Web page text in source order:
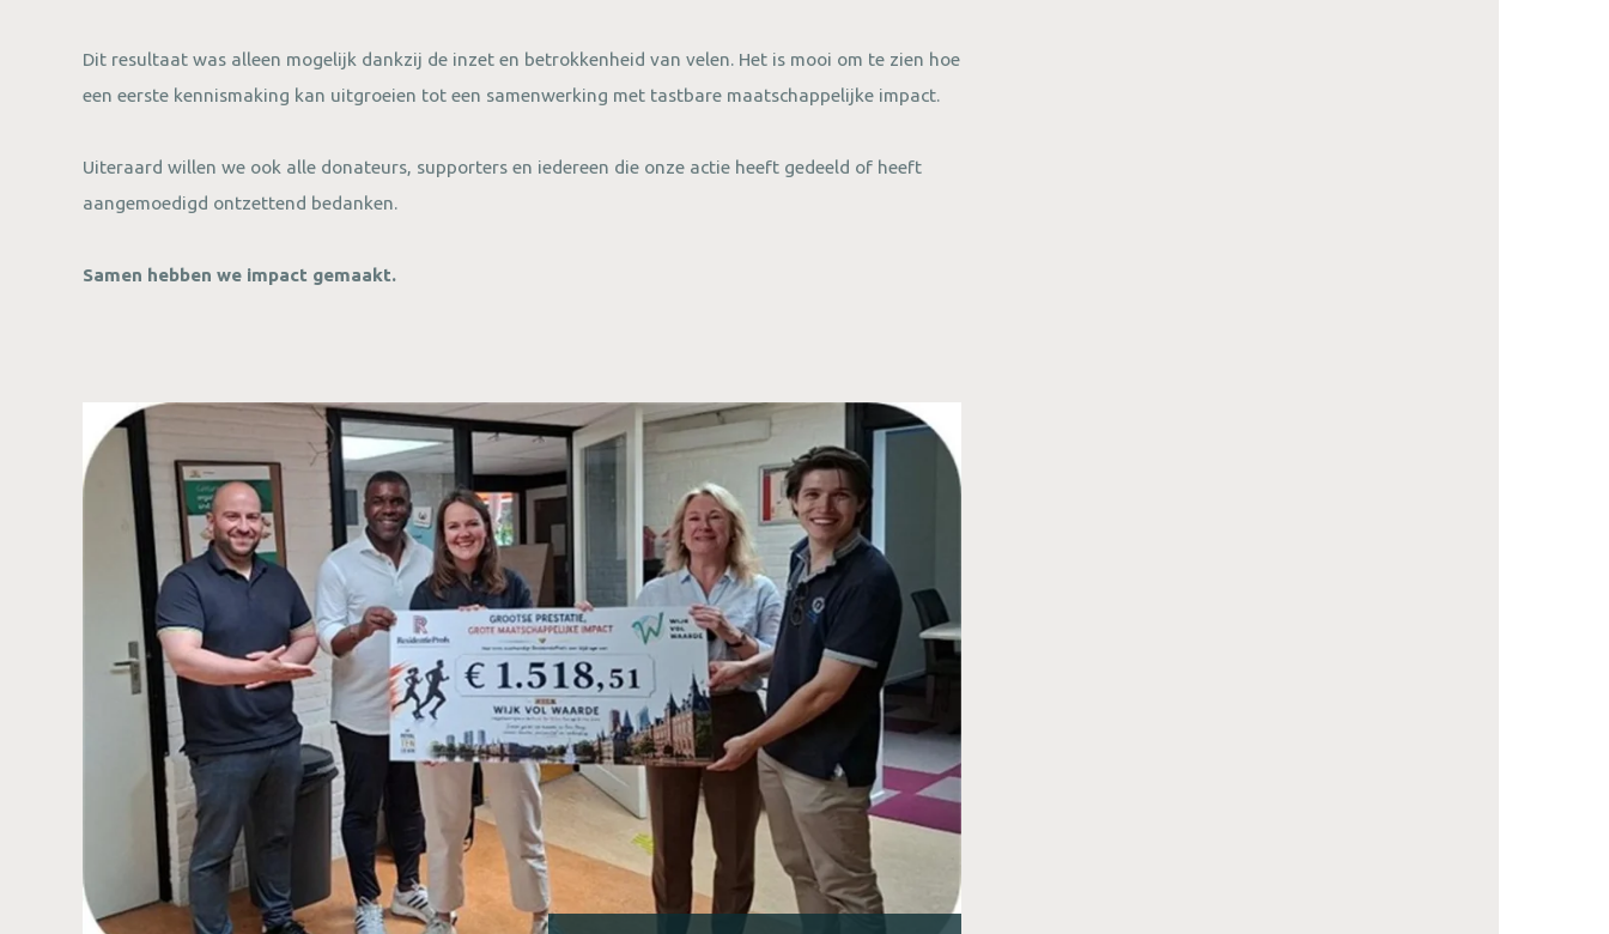
Dit resultaat was alleen mogelijk dankzij de inzet en betrokkenheid van velen. Het is mooi om te zien hoe
een eerste kennismaking kan uitgroeien tot een samenwerking met tastbare maatschappelijke impact.
Uiteraard willen we ook alle donateurs, supporters en iedereen die onze actie heeft gedeeld of heeft
aangemoedigd ontzettend bedanken.
Samen hebben we impact gemaakt.